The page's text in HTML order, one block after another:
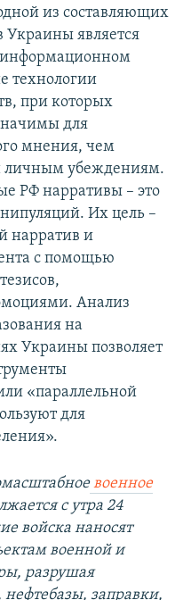
из составляющих
Украины является
технологии
при которых
для
мнения, чем
личным убеждениям.
РФ нарративы – это
Их цель –
нарратив и
с помощью
Анализ
на
Украины позволяет
«параллельной
для
военное
с утра 24
войска наносят
военной и
разрушая
заправки,